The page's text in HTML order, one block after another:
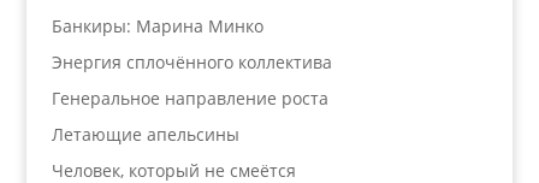
Банкиры: Марина Минко
Энергия сплочённого коллектива
Генеральное направление роста
Летающие апельсины
Человек, который не смеётся